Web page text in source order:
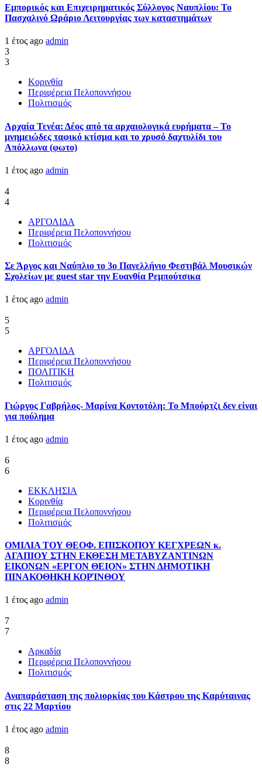
Εμπορικός και Επιχειρηματικός Σύλλογος Ναυπλίου: Το
Πασχαλινό Ωράριο Λειτουργίας των καταστημάτων
1 έτος ago admin
3
3
Κορινθία
Περιφέρεια Πελοποννήσου
Πολιτισμός
Αρχαία Τενέα: Δέος από τα αρχαιολογικά ευρήματα – Το
μνημειώδες ταφικό κτίσμα και το χρυσό δαχτυλίδι του
Απόλλωνα (φωτο)
1 έτος ago admin
4
4
ΑΡΓΟΛΙΔΑ
Περιφέρεια Πελοποννήσου
Πολιτισμός
Σε Άργος και Ναύπλιο το 3ο Πανελλήνιο Φεστιβάλ Μουσικών
Σχολείων με guest star την Ευανθία Ρεμπούτσικα
1 έτος ago admin
5
5
ΑΡΓΟΛΙΔΑ
Περιφέρεια Πελοποννήσου
ΠΟΛΙΤΙΚΗ
Πολιτισμός
Γιώργος Γαβρήλος- Μαρίνα Κοντοτόλη: Το Μπούρτζι δεν είναι
για πούλημα
1 έτος ago admin
6
6
ΕΚΚΛΗΣΙΑ
Κορινθία
Περιφέρεια Πελοποννήσου
Πολιτισμός
ΟΜΙΛΙΑ ΤΟΥ ΘΕΟΦ. ΕΠΙΣΚΟΠΟΥ ΚΕΓΧΡΕΩΝ κ.
ΑΓΑΠΙΟΥ ΣΤΗΝ ΕΚΘΕΣΗ ΜΕΤΑΒΥΖΑΝΤΙΝΩΝ
ΕΙΚΟΝΩΝ «ΕΡΓΟΝ ΘΕΙΟΝ» ΣΤΗΝ ΔΗΜΟΤΙΚΗ
ΠΙΝΑΚΟΘΗΚΗ ΚΟΡΊΝΘΟΥ
1 έτος ago admin
7
7
Αρκαδία
Περιφέρεια Πελοποννήσου
Πολιτισμός
Αναπαράσταση της πολιορκίας του Κάστρου της Καρύταινας
στις 22 Μαρτίου
1 έτος ago admin
8
8